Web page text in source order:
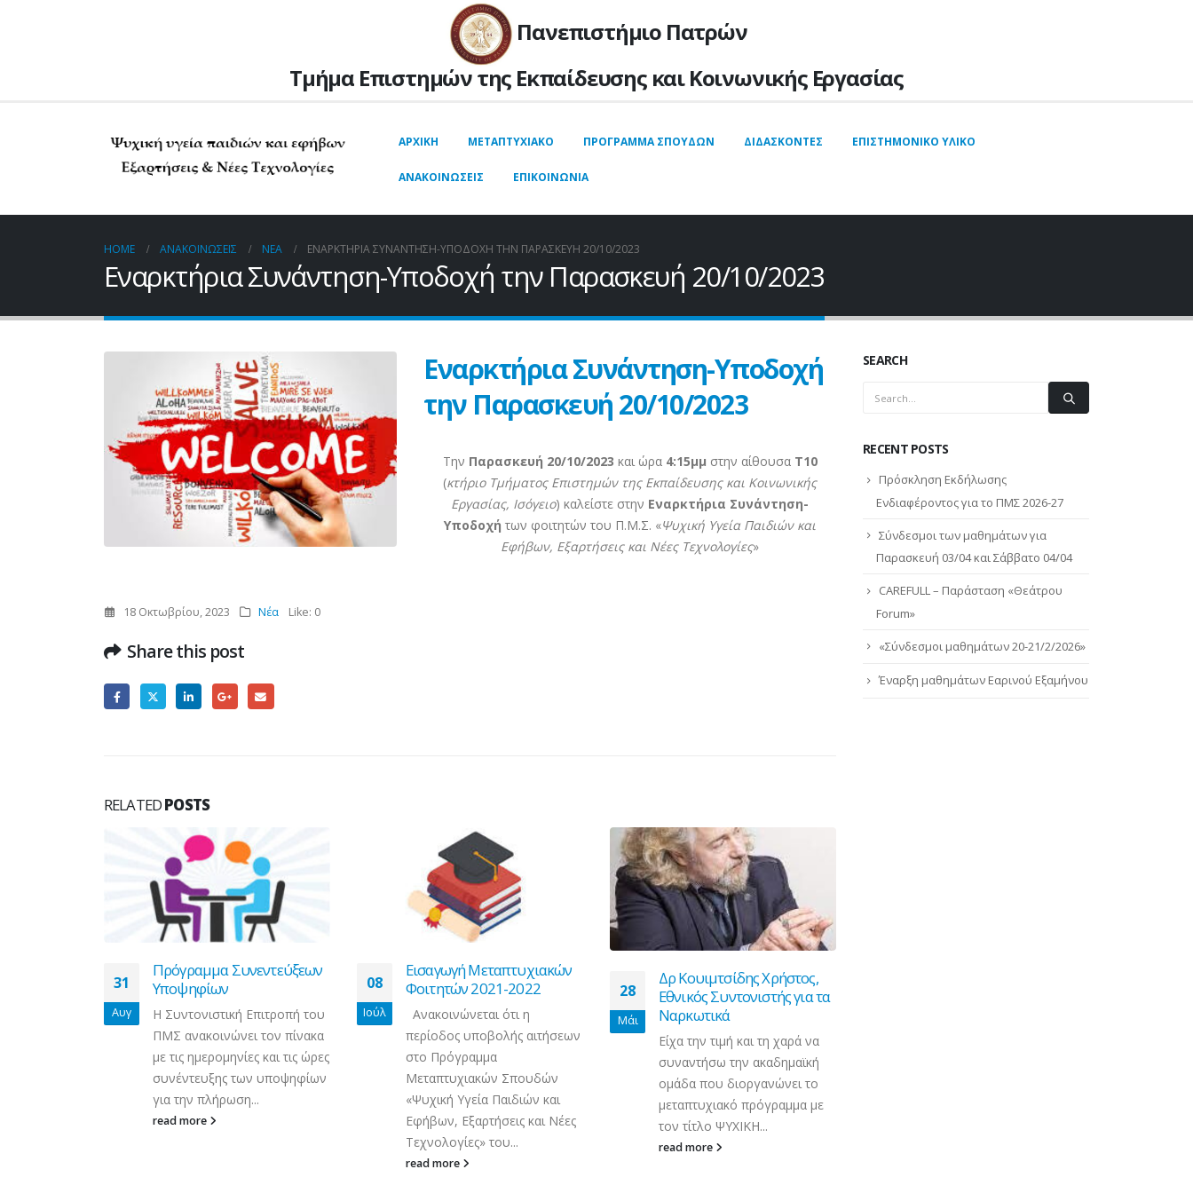
Πανεπιστήμιο Πατρών
Τμήμα Επιστημών της Εκπαίδευσης και Kοινωνικής Εργασίας
ΑΡΧΙΚΉ ΜΕΤΑΠΤΥΧΙΑΚΟ ΠΡΟΓΡΑΜΜΑ ΣΠΟΥΔΩΝ ΔΙΔΑΣΚΟΝΤΕΣ ΕΠΙΣΤΗΜΟΝΙΚΌ YΛΙΚΌ
ΑΝΑΚΟΙΝΩΣΕΙΣ ΕΠΙΚΟΙΝΩΝΙΑ
HOME ΑΝΑΚΟΙΝΏΣΕΙΣ ΝΈΑ ΕΝΑΡΚΤΉΡΙΑ ΣΥΝΆΝΤΗΣΗ-ΥΠΟΔΟΧΉ ΤΗΝ ΠΑΡΑΣΚΕΥΉ 20/10/2023
Εναρκτήρια Συνάντηση-Υποδοχή την Παρασκευή 20/10/2023
Εναρκτήρια Συνάντηση-Υποδοχή
την Παρασκευή 20/10/2023
Την Παρασκευή 20/10/2023 και ώρα 4:15μμ στην αίθουσα Τ10
(κτήριο Τμήματος Επιστημών της Εκπαίδευσης και Κοινωνικής
Εργασίας, Ισόγειο) καλείστε στην Εναρκτήρια Συνάντηση-
Υποδοχή των φοιτητών του Π.Μ.Σ. «Ψυχική Υγεία Παιδιών και
Εφήβων, Εξαρτήσεις και Νέες Τεχνολογίες»
18 Οκτωβρίου, 2023 Νέα Like: 0
Share this post
RELATEDPOSTS
Πρόγραμμα Συνεντεύξεων
Η Συντονιστική Επιτροπή του
ΠΜΣ ανακοινώνει τον πίνακα
με τις ημερομηνίες και τις ώρες
συνέντευξης των υποψηφίων
08
Ιούλ
Εισαγωγή Μεταπτυχιακών
Φοιτητών 2021-2022
Ανακοινώνεται ότι η
περίοδος υποβολής αιτήσεων
στο Πρόγραμμα
Μεταπτυχιακών Σπουδών
«Ψυχική Υγεία Παιδιών και
Εφήβων, Εξαρτήσεις και Νέες
28
Μάι
Δρ Κουιμτσίδης Χρήστος,
Εθνικός Συντονιστής για τα
Ναρκωτικά
Είχα την τιμή και τη χαρά να
συναντήσω την ακαδημαϊκή
ομάδα που διοργανώνει το
μεταπτυχιακό πρόγραμμα με
τον τίτλο ΨΥΧΙΚΗ...
read more
13
Σεπ
Συνεντεύξεις για την
εισαγωγή στο ΠΜΣ
ξεκινούν οι συνεντεύξεις με
τους υποψήφιους για την
εισαγωγή στο ΠΜΣ. Οι
συνεντεύξεις θα λάβουν
SEARCH
RECENT POSTS
Πρόσκληση Εκδήλωσης
Ενδιαφέροντος για το ΠΜΣ 2026-27
Σύνδεσμοι των μαθημάτων για
Παρασκευή 03/04 και Σάββατο 04/04
CAREFULL – Παράσταση «Θεάτρου
Forum»
«Σύνδεσμοι μαθημάτων 20-21/2/2026»
Έναρξη μαθημάτων Εαρινού Εξαμήνου